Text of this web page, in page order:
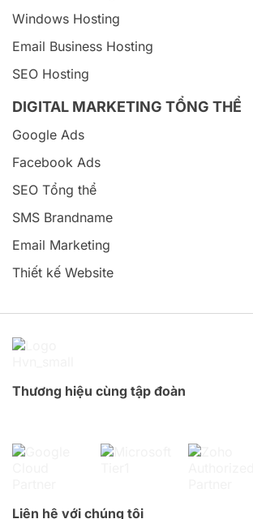
Windows Hosting
Email Business Hosting
SEO Hosting
DIGITAL MARKETING TỔNG THỂ
Google Ads
Facebook Ads
SEO Tổng thể
SMS Brandname
Email Marketing
Thiết kế Website
Thương hiệu cùng tập đoàn
Liên hệ với chúng tôi